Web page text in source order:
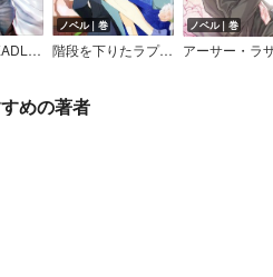
OUTLIVE DEADLOCK season2
ノベル｜巻
階段を下りたラプンツェル【イラストあり】
ノベル｜巻
めの著者